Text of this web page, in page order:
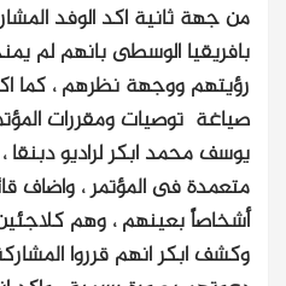
من جهة ثانية اكد الوفد
بافريقيا الوسطى بانهم لم
رؤيتهم ووجهة نظرهم ، كما
صياغة توصيات ومقررات
يوسف محمد ابكر لراديو
متعمدة فى المؤتمر ، واضاف
أشخاصاً بعينهم ، وهم
وكشف ابكر انهم قرروا